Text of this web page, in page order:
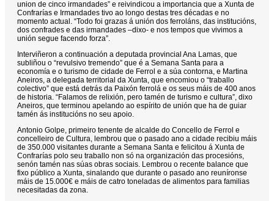
union de cinco irmandades” e reivindicou a importancia que a Xunta de
Confrarías e Irmandades tivo ao longo destas tres décadas e no
momento actual. “Todo foi grazas á unión dos ferroláns, das institucións,
dos confrades e das irmandades –dixo- e nos tempos que vivimos a
unión segue facendo forza”.
Interviñeron a continuación a deputada provincial Ana Lamas, que
subliñou o “revulsivo tremendo” que é a Semana Santa para a
economía e o turismo de cidade de Ferrol e a súa contorna, e Martina
Aneiros, a delegada territorial da Xunta, que encomiou o “traballo
colectivo” que está detrás da Paixón ferrolá e os seus máis de 400 anos
de historia. “Falamos de relixión, pero tamén de turismo e cultura”, dixo
Aneiros, que terminou apelando ao espírito de unión que ha de guiar
tamén ás institucións no seu apoio.
Antonio Golpe, primeiro tenente de alcalde do Concello de Ferrol e
concelleiro de Cultura, lembrou que o pasado ano a cidade recibiu máis
de 350.000 visitantes durante a Semana Santa e felicitou á Xunta de
Confrarías polo seu traballo non só na organización das procesións,
senón tamén nas súas obras sociais. Lembrou o recente balance que
fixo público a Xunta, sinalando que durante o pasado ano reuníronse
máis de 15.000€ e máis de catro toneladas de alimentos para familias
necesitadas da zona.